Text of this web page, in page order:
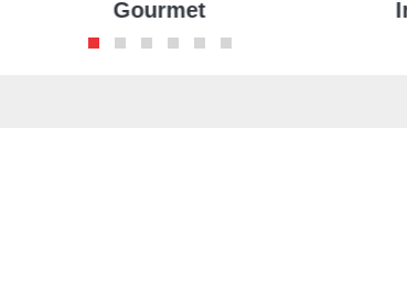
Gourmet